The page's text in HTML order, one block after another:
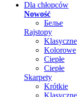
Dla chłopców
Nowość
Белье
Rajstopy
Klasyczne
Kolorowe
Ciepłe
Ciepłe
Skarpety
Krótkie
Klasyczne